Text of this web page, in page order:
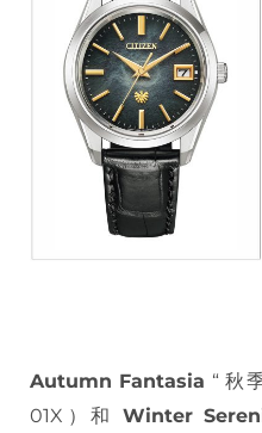
Autumn Fantasia “ 秋
01X）和Winter